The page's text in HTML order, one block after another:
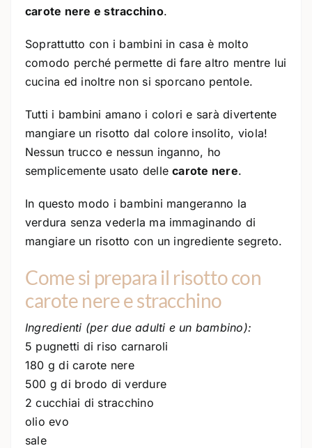
carote nere e stracchino.
Soprattutto con i bambini in casa è molto
comodo perché permette di fare altro mentre lui
cucina ed inoltre non si sporcano pentole.
Tutti i bambini amano i colori e sarà divertente
mangiare un risotto dal colore insolito, viola!
Nessun trucco e nessun inganno, ho
semplicemente usato dellecarote nere.
In questo modo i bambini mangeranno la
verdura senza vederla ma immaginando di
mangiare un risotto con un ingrediente segreto.
Come si prepara il risotto con
carote nere e stracchino
Ingredienti (per due adulti e un bambino):
5 pugnetti di riso carnaroli
180 g di carote nere
500 g di brodo di verdure
2 cucchiai di stracchino
olio evo
sale